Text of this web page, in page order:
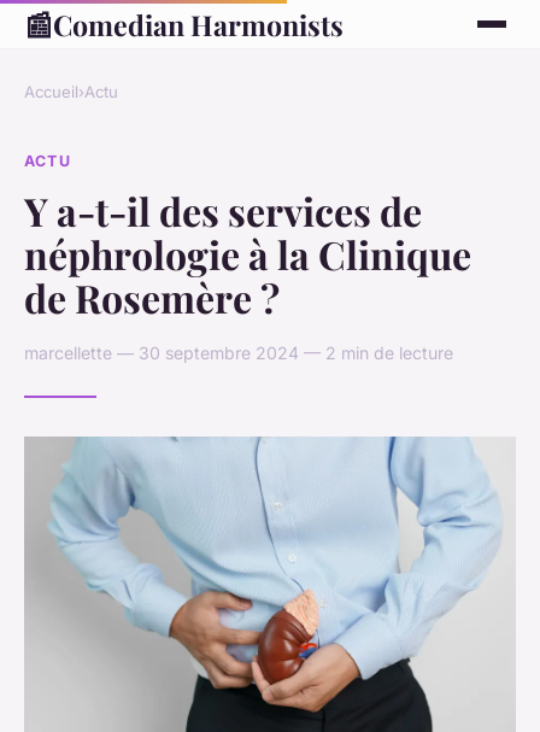
📰Comedian Harmonists
Accueil›Actu
ACTU
Y a-t-il des services de
néphrologie à la Clinique
de Rosemère ?
marcellette — 30 septembre 2024 — 2 min de lecture